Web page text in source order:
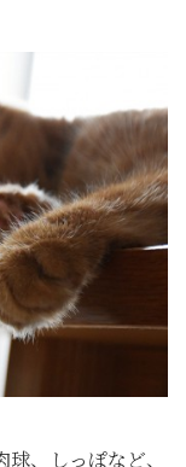
、しっぽなど、